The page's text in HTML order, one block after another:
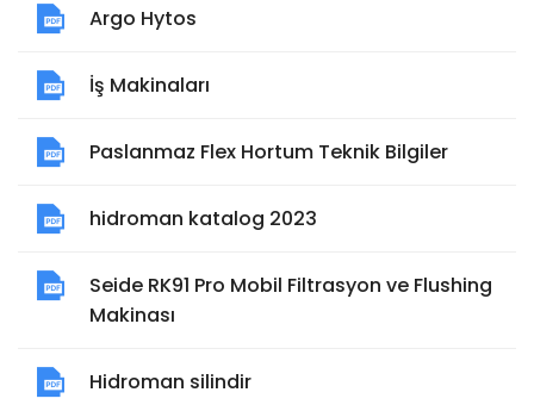
Argo Hytos
İş Makinaları
Paslanmaz Flex Hortum Teknik Bilgiler
hidroman katalog 2023
Seide RK91 Pro Mobil Filtrasyon ve Flushing
Makinası
Hidroman silindir